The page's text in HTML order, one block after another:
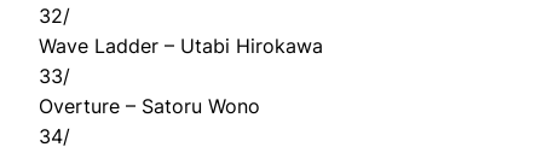
32/
Wave Ladder – Utabi Hirokawa
33/
Overture – Satoru Wono
34/